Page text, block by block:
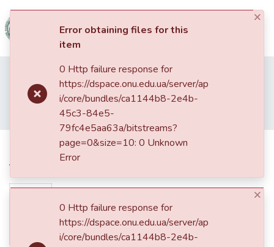
Communities
Collections
All of DSpace
09. Факультет міжнародних відносин, політології та соціології
Міжнародні відносини, суспільні комунікації та регіональні студії
Статті та доповіді ФМВПС (Міжнародні відносини, суспільні комунікації та регіональні студії)
Об’єднана Європа в новому
тисячолітті: аналіз підходів
×
Error obtaining files for this
item
0 Http failure response for
https://dspace.onu.edu.ua/server/ap
i/core/bundles/ca1144b8-2e4b-
45c3-84e5-
79fc4e5aa63a/bitstreams?
page=0&size=10: 0 Unknown
Error
0 Http failure response for
https://dspace.onu.edu.ua/server/ap
i/core/bundles/ca1144b8-2e4b-